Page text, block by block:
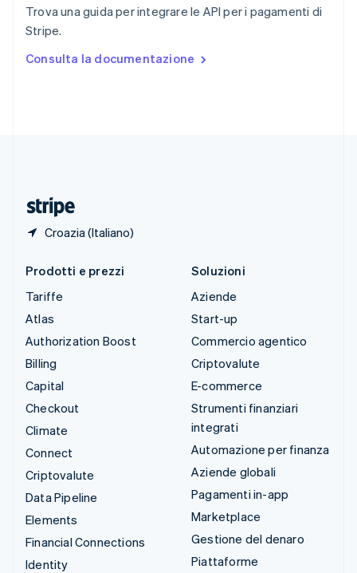
Trova una guida per integrare le API per i pagamenti di
Stripe.
Consulta la documentazione
Croazia (Italiano)
Spagna
Español
English Español简体中文
Prodotti e prezzi
Tariffe
Atlas
Authorization Boost
Billing
Capital
Checkout
Climate
Connect
Criptovalute
Data Pipeline
Elements
Financial Connections
Identity
Soluzioni
Aziende
Start-up
Commercio agentico
Criptovalute
E-commerce
Strumenti finanziari
integrati
Automazione per finanza
Aziende globali
Pagamenti in-app
Marketplace
Gestione del denaro
Piattaforme